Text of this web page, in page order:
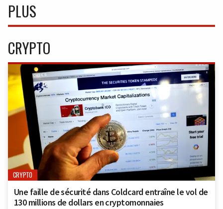
PLUS
CRYPTO
CRYPTO
Une faille de sécurité dans Coldcard entraîne le vol de
130 millions de dollars en cryptomonnaies